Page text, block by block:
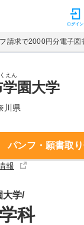
ジョン ログイン
フ請求で2000円分電子図
えん
学園大学
川県
パンフ・願書取
報
大学/
科